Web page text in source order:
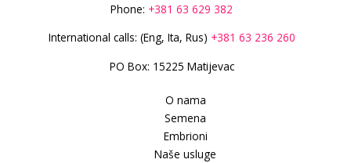
Phone: +381 63 629 382
International calls: (Eng, Ita, Rus) +381 63 236 260
PO Box: 15225 Matijevac
O nama
Semena
Embrioni
Naše usluge